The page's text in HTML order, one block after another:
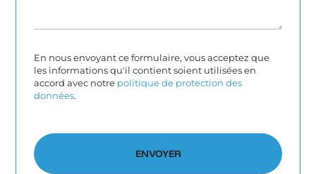
En nous envoyant ce formulaire, vous acceptez que
les informations qu'il contient soient utilisées en
accord avec notre politique de protection des
données.